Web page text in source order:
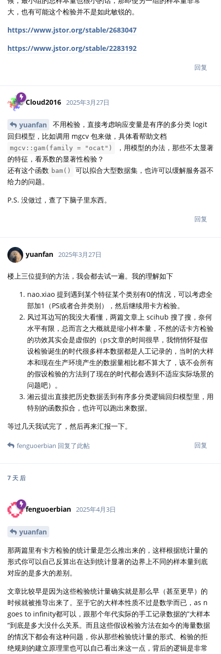
大，也有可能这个检验并不是如此敏锐的。
https://www.jstor.org/stable/2683047
https://www.jstor.org/stable/2283192
回复
Cloud2016 2025年3月27日
yuanfan
不用检验，直接考虑响应变量是有序的多分类 logit
回归模型，比如调用 mgcv 包来做，具体看帮助文档
mgcv::gam(family = "ocat")
，用模型的办法，那些不太显著
的特征，看系数的显著性检验？
还有这个函数 bam()
可以拟合大型数据集，也许可以缓解服务器不
给力的问题。
P.S. 没做过，查了下脑子里东西。
回复
yuanfan 2025年3月27日
楼上三位提到的方法，我会都去试一遍。我的理解如下
nao.xiao 提到遇到某个特征某个类别有0的情况，可以考虑全
部加1（PS或者合并类别），然后继续用卡方检验。
风过耳边写的我没大看懂，两篇文章上 scihub 搜了搜，奈何
水平有限，总而言之大概就是缩小样本量，不然的话卡方检验
的功效其实会是虚假的（ps文章的时间很早，我悄悄怀疑假
设检验诞生的时代很多样本数据都是人工记录的，当时的大样
本和现在生产环境产生的数据量相比都不算大了，该不会所有
的假设检验的方法到了现在的时代都会遇到不适应实际场景的
问题吧）。
湘云提出直接把历史数据丢到有序多分类逻辑回归模型里，用
特别的函数拟合，也许可以跑出来数据。
等过几天我试完了，然后再来汇报一下。
回复
fenguoerbian 回复了此帖
7 天 后
fenguoerbian 2025年4月3日
yuanfan
那两篇里有卡方检验的统计量是怎么推出来的，这样根据统计量的
形式你可以自己反算出在达到统计显著的边界上不同的样本量到底
对应的是多大的差别。
文章比较早是因为这些检验统计量确实就是那么早（甚至更早）的
时候就被推导出来了。至于它的大样本性质不过是数学而已，as n
goes to infinity都可以，跟那个年代实际的手工记录数据的”大样本
“到底是多大没什么关系。而且这些假设检验方法在如今的海量数据
的情况下都会有这种问题，你从那些检验统计量的形式、检验的拒
绝规则的建立原理里也可以自己看出来这一点，背后的逻辑是非常